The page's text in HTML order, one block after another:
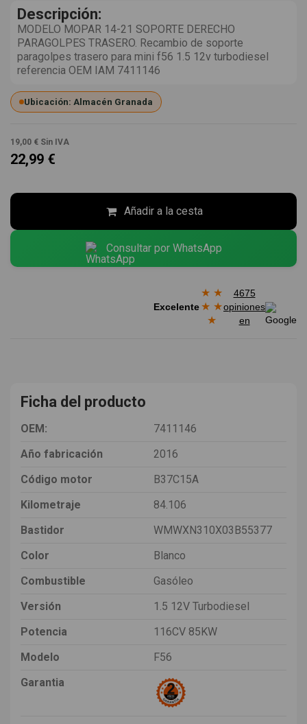
Descripción:
MODELO MOPAR 14-21 SOPORTE DERECHO
PARAGOLPES TRASERO. Recambio de soporte
paragolpes trasero para mini f56 1.5 12v turbodiesel
referencia OEM IAM 7411146
Ubicación: Almacén Granada
19,00 € Sin IVA
22,99 €
Añadir a la cesta
Consultar por WhatsApp
Excelente
★ ★
★ ★
★
4675
opiniones
en
Ficha del producto
OEM:
7411146
Año fabricación
2016
Código motor
B37C15A
Kilometraje
84.106
Bastidor
WMWXN310X03B55377
Color
Blanco
Combustible
Gasóleo
Versión
1.5 12V Turbodiesel
Potencia
116CV 85KW
Modelo
F56
Garantia